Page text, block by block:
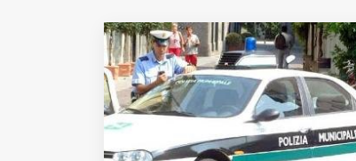
Iscriviti alla newsletter
www.viveremilano.info
Fondato e diretto da Enzo De
EDB edizioni - Via Brivio angolo C.